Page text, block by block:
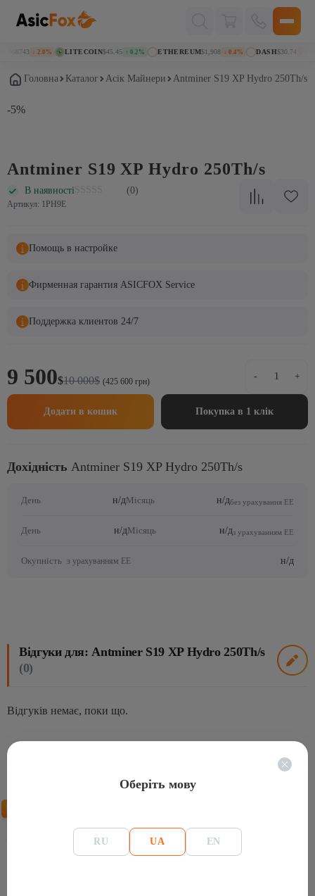
↓ 2.0% LITECOIN$45.45 ↑ 0.2% ETHEREUM$1,908 ↓ 0.4% DASH$30.74
Головна Каталог Асік Майнери Antminer S19 XP Hydro 250Th/s
-5%
Antminer S19 XP Hydro 250Th/s
В наявності (0)
Артикул: 1PH9E
Помощь в настройке
Фирменная гарантия ASICFOX Service
Поддержка клиентов 24/7
10 000$
Оригінальна
ціна:
10
9 500$
Поточна
ціна:
9
(425 600 грн) -
S19
XP
Hydro
+
Додати в кошик Покупка в 1 клік
Дохідність Antminer S19 XP Hydro 250Th/s
День н/дМісяць н/дбез урахування ЕЕ
День н/дМісяць н/дз урахуванням ЕЕ
Окупність з урахуванням ЕЕ н/д
Відгуки для: Antminer S19 XP Hydro 250Th/s
(0)
Відгуків немає, поки що.
Оберіть мову
RU UA EN